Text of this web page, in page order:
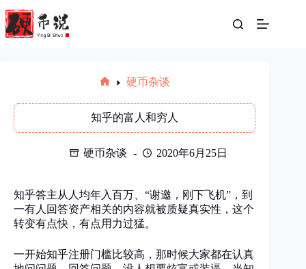
至
内
页
硬币杂谈
知乎的富人和穷人
硬币杂谈 2020年6月25日
知乎答主从人均年入百万、“谢邀，刚下飞机”，到
一有人回答资产相关的内容就被质疑真实性，这个
转变有点快，有点用力过猛。
一开始知乎注册门槛比较高，那时候大家都在认真